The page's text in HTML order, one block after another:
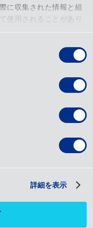
に収集された情報と組
使用されることがあり
詳細を表示
ページ